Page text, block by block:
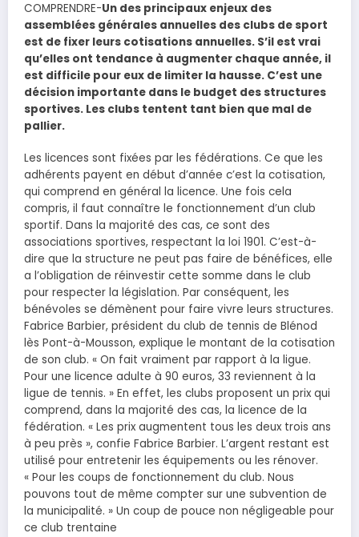
COMPRENDRE-Un des principaux enjeux des
assemblées générales annuelles des clubs de sport
est de fixer leurs cotisations annuelles. S’il est vrai
qu’elles ont tendance à augmenter chaque année, il
est difficile pour eux de limiter la hausse. C’est une
décision importante dans le budget des structures
sportives. Les clubs tentent tant bien que mal de
pallier.
Les licences sont fixées par les fédérations. Ce que les
adhérents payent en début d’année c’est la cotisation,
qui comprend en général la licence. Une fois cela
compris, il faut connaître le fonctionnement d’un club
sportif. Dans la majorité des cas, ce sont des
associations sportives, respectant la loi 1901. C’est-à-
dire que la structure ne peut pas faire de bénéfices, elle
a l’obligation de réinvestir cette somme dans le club
pour respecter la législation. Par conséquent, les
bénévoles se démènent pour faire vivre leurs structures.
Fabrice Barbier, président du club de tennis de Blénod
lès Pont-à-Mousson, explique le montant de la cotisation
de son club. « On fait vraiment par rapport à la ligue.
Pour une licence adulte à 90 euros, 33 reviennent à la
ligue de tennis. » En effet, les clubs proposent un prix qui
comprend, dans la majorité des cas, la licence de la
fédération. « Les prix augmentent tous les deux trois ans
à peu près », confie Fabrice Barbier. L’argent restant est
utilisé pour entretenir les équipements ou les rénover.
« Pour les coups de fonctionnement du club. Nous
pouvons tout de même compter sur une subvention de
la municipalité. » Un coup de pouce non négligeable pour
ce club trentaine